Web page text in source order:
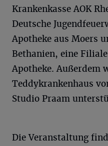
Krankenkasse AOK
Deutsche
Apotheke aus Moers
Bethanien, eine
Apotheke. Außerdem
Teddykrankenhaus
Studio Praam
Die Veranstaltung